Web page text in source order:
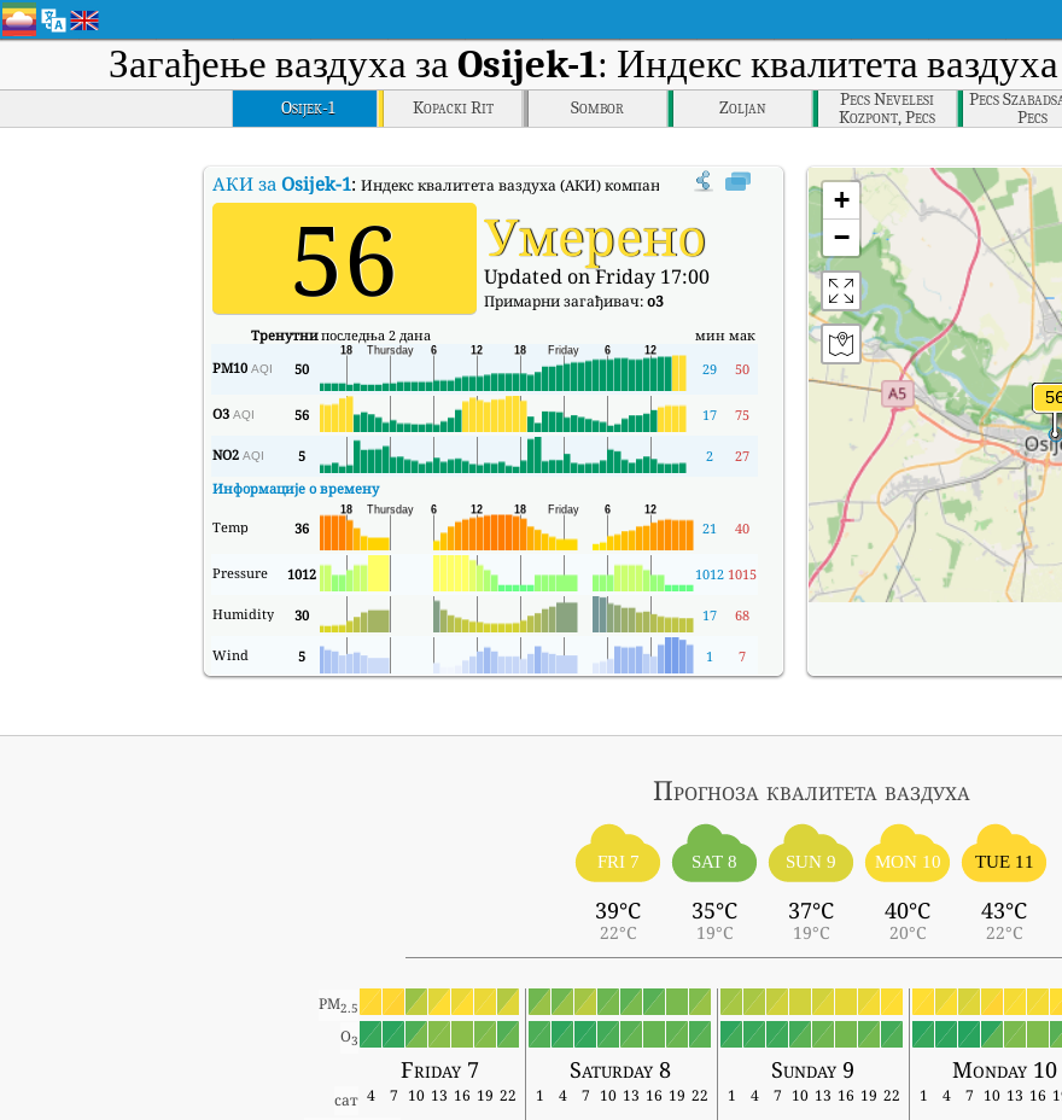
Загађење ваздуха заOsijek-1: Индекс квалитета
Osijek-1 Kopacki Rit Sombor Zoljan
Pecs Nevelesi
Kozpont, Pecs
Pecs
Pecs
АКИ за Osijek-1: Индекс квалитета ваздуха (АКИ) компаније Osijek-1 у реалном времену.
56 Умерено
Updated on Friday 17:00
Примарни загађивач:o3
Тренутнипоследња 2 дана мин мак
PM10 AQI 50 29 50
O3 AQI 56 17 75
NO2 AQI 5 2
27
Информације о времену
Temp 36 21 40
Pressure 1012 1012 1015
Humidity 30 17 68
Wind 5 1 7
+
−
Прогноза квалитета ваздуха
FRI 7
39°C
22°C
SAT 8
35°C
19°C
SUN 9
37°C
19°C
MON 10
40°C
20°C
TUE 11
43°C
22°C
PM2.5
O3
Friday 7 Saturday 8 Sunday 9 Monday 10
сат 4 7 10 13 16 19 22 1 4 7 10 13 16 19 22 1 4 7 10 13 16 19 22 1 4 7 10 13 16